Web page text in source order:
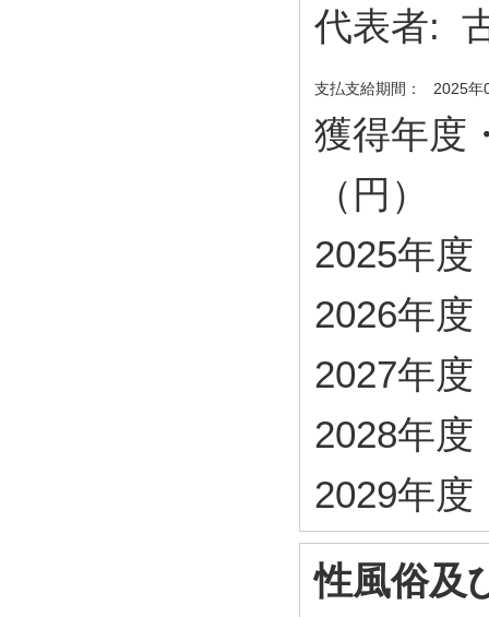
代表者:
支払支給期間： 2025年
獲得年度
（円）
2025年度
2026年度
2027年度
2028年度
2029年度
性風俗及